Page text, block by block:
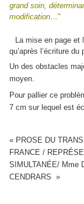
grand soin,
modification…"
La
La mise en page
qu’après l’écriture du
Un des obstacles
moyen.
Pour pallier ce
7 cm sur lequel est
« PROSE DU
FRANCE /
SIMULTANÉE/ Mme
CENDRARS »